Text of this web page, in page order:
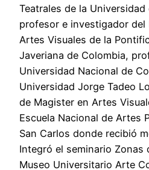
Teatrales de la
profesor e investigador del
Artes Visuales de la
Javeriana de Colombia,
Universidad Nacional de
Universidad Jorge Tadeo
de Magister en Artes
Escuela Nacional de Artes
San Carlos donde recibió
Integró el seminario Zonas
Museo Universitario Arte